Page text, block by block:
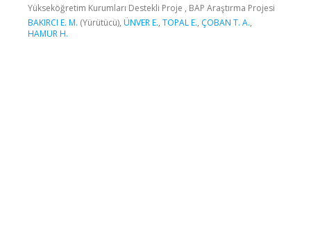
Yükseköğretim Kurumları Destekli Proje , BAP Araştırma Projesi
BAKIRCI E. M. (Yürütücü), ÜNVER E., TOPAL E., ÇOBAN T. A.,
HAMUR H.